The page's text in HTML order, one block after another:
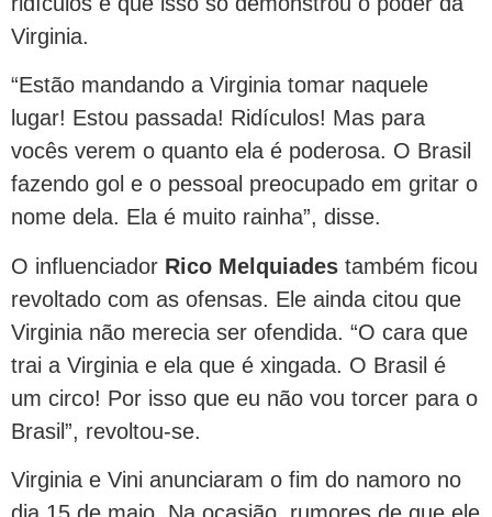
Virginia.
“Estão mandando a Virginia tomar naquele
lugar! Estou passada! Ridículos! Mas para
vocês verem o quanto ela é poderosa. O Brasil
fazendo gol e o pessoal preocupado em gritar o
nome dela. Ela é muito rainha”, disse.
O influenciador Rico Melquiades também ficou
revoltado com as ofensas. Ele ainda citou que
Virginia não merecia ser ofendida. “O cara que
trai a Virginia e ela que é xingada. O Brasil é
um circo! Por isso que eu não vou torcer para o
Brasil”, revoltou-se.
Virginia e Vini anunciaram o fim do namoro no